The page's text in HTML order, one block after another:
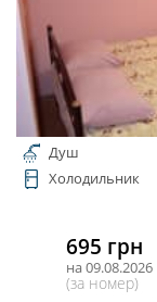
Душ
Холодильник
695 грн
на 09.08.2026
(за номер)